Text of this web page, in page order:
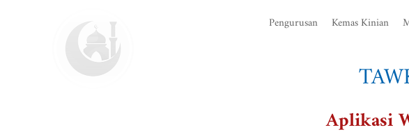
Pengurusan Kemas Kinian
Aplikasi